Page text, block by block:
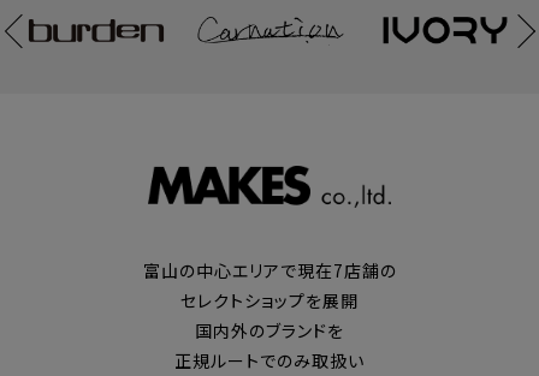
富山の中心エリアで現在7店舗の
セレクトショップを展開
国内外のブランドを
正規ルートでのみ取扱い